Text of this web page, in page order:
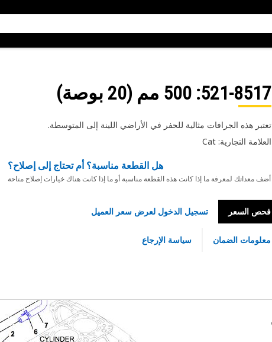
521-8517: 500 مم (20 بوصة)
تعتبر هذه الجرافات مثالية للحفر في الأراضي اللينة إلى المتوسطة.
العلامة التجارية: Cat
هل القطعة مناسبة؟ أم تحتاج إلى إصلاح؟
أضف معداتك لمعرفة ما إذا كانت هذه القطعة مناسبة أو ما إذا كانت هناك خيارات إصلاح متاحة
فحص السعر تسجيل الدخول لعرض سعر العميل
معلومات الضمان سياسة الإرجاع